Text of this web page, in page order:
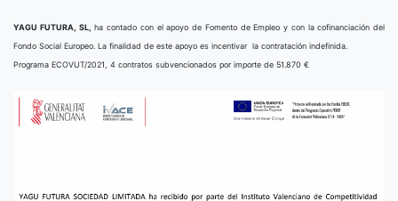
YAGU FUTURA, SL,
ha contado con el apoyo de Fomento de Empleo y con la cofinanciación del
Fondo Social Europeo. La finalidad de este apoyo es incentivar la contratación indefinida.
Programa ECOVUT/2021, 4 contratos subvencionados por importe de 51.870 €